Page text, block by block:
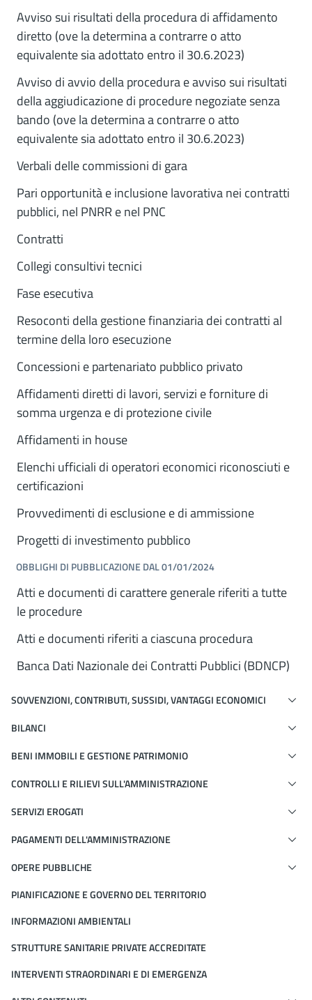
Avviso sui risultati della procedura di affidamento
diretto (ove la determina a contrarre o atto
equivalente sia adottato entro il 30.6.2023)
Avviso di avvio della procedura e avviso sui risultati
della aggiudicazione di procedure negoziate senza
bando (ove la determina a contrarre o atto
equivalente sia adottato entro il 30.6.2023)
Verbali delle commissioni di gara
Pari opportunità e inclusione lavorativa nei contratti
pubblici, nel PNRR e nel PNC
Contratti
Collegi consultivi tecnici
Fase esecutiva
Resoconti della gestione finanziaria dei contratti al
termine della loro esecuzione
Concessioni e partenariato pubblico privato
Affidamenti diretti di lavori, servizi e forniture di
somma urgenza e di protezione civile
Affidamenti in house
Elenchi ufficiali di operatori economici riconosciuti e
certificazioni
Provvedimenti di esclusione e di ammissione
Progetti di investimento pubblico
OBBLIGHI DI PUBBLICAZIONE DAL 01/01/2024
Atti e documenti di carattere generale riferiti a tutte
le procedure
Atti e documenti riferiti a ciascuna procedura
Banca Dati Nazionale dei Contratti Pubblici (BDNCP)
SOVVENZIONI, CONTRIBUTI, SUSSIDI, VANTAGGI ECONOMICI
BILANCI
BENI IMMOBILI E GESTIONE PATRIMONIO
CONTROLLI E RILIEVI SULL'AMMINISTRAZIONE
SERVIZI EROGATI
PAGAMENTI DELL'AMMINISTRAZIONE
OPERE PUBBLICHE
PIANIFICAZIONE E GOVERNO DEL TERRITORIO
INFORMAZIONI AMBIENTALI
STRUTTURE SANITARIE PRIVATE ACCREDITATE
INTERVENTI STRAORDINARI E DI EMERGENZA